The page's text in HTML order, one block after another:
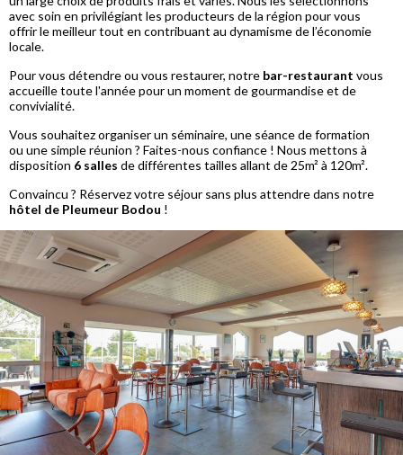
avec soin en privilégiant les producteurs de la région pour vous
offrir le meilleur tout en contribuant au dynamisme de l’économie
locale.
Pour vous détendre ou vous restaurer, notre bar-restaurant vous
accueille toute l'année pour un moment de gourmandise et de
convivialité.
Vous souhaitez organiser un séminaire, une séance de formation
ou une simple réunion ? Faites-nous confiance ! Nous mettons à
disposition 6 salles de différentes tailles allant de 25m² à 120m².
Convaincu ? Réservez votre séjour sans plus attendre dans notre
hôtel de Pleumeur Bodou !